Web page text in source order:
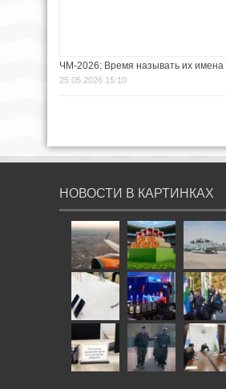
ЧМ-2026: Время называть их имена
25.05.2026 15:10
НОВОСТИ В КАРТИНКАХ